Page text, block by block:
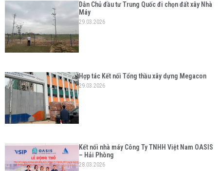
Dẫn Chủ đầu tư Trung Quốc đi chọn đất xây Nhà
Máy
29.03.2026
Hợp tác Kết nối Tổng thầu xây dựng Megacon
29.03.2026
Kết nối nhà máy Công Ty TNHH Việt Nam OASIS
– Hải Phòng
28.03.2026